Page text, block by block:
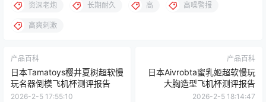
资深老炮 长期耐久 高 高噪警报
高爽刺激
产品百科
日本Tamatoys樱井夏树超软慢
玩名器倒模飞机杯测评报告
2026-2-5 17:55:10
产品百科
日本Aivrobta蜜乳姬超软慢玩
大胸造型飞机杯测评报告
2026-2-5 18:14:47